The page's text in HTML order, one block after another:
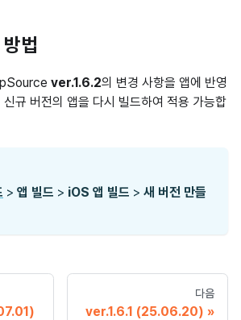
법
ver.1.6.2의 변경 사항을 앱에 반영
규 버전의 앱을 다시 빌드하여 적용 가능합
> 앱 빌드 > iOS 앱 빌드 > 새 버전 만들
다음
ver.1.6.1 (25.06.20)